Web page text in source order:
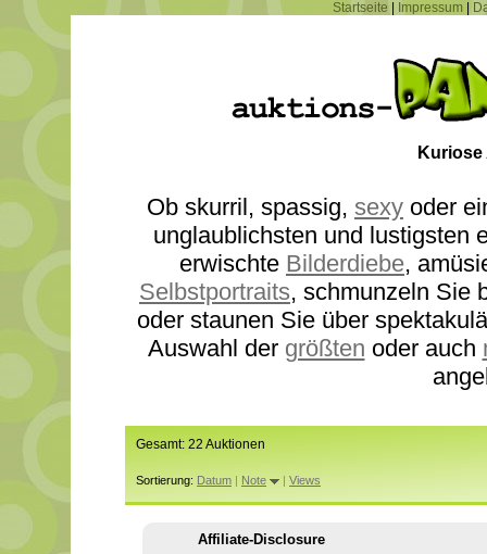
Startseite Impressum
Ob skurril, spassig, sexy oder
unglaublichsten und lustigsten
erwischte Bilderdiebe,
Selbstportraits, schmunzeln Sie
oder staunen Sie über
Auswahl der größten oder auch
Gesamt: 22 Auktionen
Sortierung: Datum | Note | Views
Affiliate-Disclosure